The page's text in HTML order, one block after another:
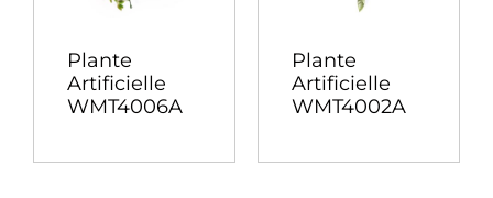
Plante
Artificielle
WMT4006A
Plante
Artificielle
WMT4002A